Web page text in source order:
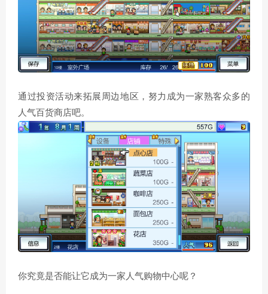
通过投资活动来拓展周边地区，努力成为一家熟客众多的
人气百货商店吧。
你究竟是否能让它成为一家人气购物中心呢？